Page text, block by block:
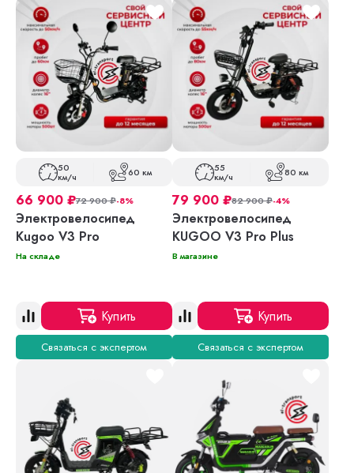
50
км/ч 60 км
66 900 ₽72 900₽-8%
Электровелосипед
Kugoo V3 Pro
На складе
Купить
Связаться с экспертом
55
км/ч 80 км
79 900 ₽82 900₽-4%
Электровелосипед
KUGOO V3 Pro Plus
В магазине
Купить
Связаться с экспертом